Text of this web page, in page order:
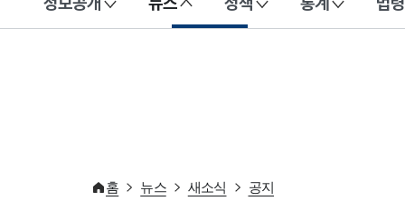
이 누리집은 대한민국 공식 전자정부 누리집입니다.
홈 뉴스 새소식 공지